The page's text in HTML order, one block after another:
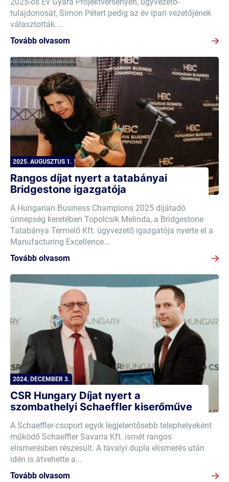
tulajdonosát, Simon Pétert pedig az év ipari vezetőjének
választották....
Tovább olvasom
2025. AUGUSZTUS 1.
Rangos díjat nyert a tatabányai
Bridgestone igazgatója
A Hungarian Business Champions 2025 díjátadó
ünnepség keretében Topolcsik Melinda, a Bridgestone
Tatabánya Termelő Kft. ügyvezető igazgatója nyerte el a
Manufacturing Excellence...
Tovább olvasom
2024. DECEMBER 3.
CSR Hungary Díjat nyert a
szombathelyi Schaeffler kiserőműve
A Schaeffler-csoport egyik legjelentősebb telephelyeként
működő Schaeffler Savaria Kft. ismét rangos
elismerésben részesült. A tavalyi dupla elismerés után
idén is átvehette a...
Tovább olvasom